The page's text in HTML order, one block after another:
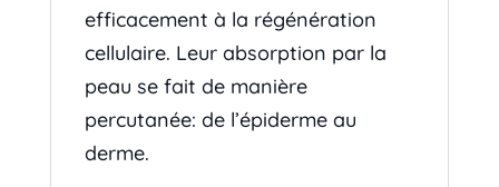
efficacement à la régénération
cellulaire. Leur absorption par la
peau se fait de manière
percutanée: de l’épiderme au
derme.